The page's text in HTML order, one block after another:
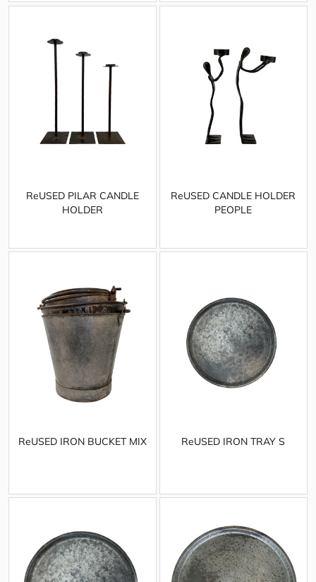
ReUSED PILAR CANDLE
HOLDER
ReUSED CANDLE HOLDER
PEOPLE
ReUSED IRON BUCKET MIX ReUSED IRON TRAY S